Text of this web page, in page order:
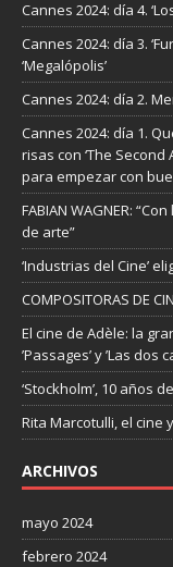
Cannes 2024: día 4.
Cannes 2024: día 3.
‘Megalópolis’
Cannes 2024: día 2.
Cannes 2024: día 1.
risas con ‘The
para empezar con
FABIAN WAGNER:
de arte”
‘Industrias del Cine’
COMPOSITORAS DE
El cine de Adèle: la
’Passages’ y ’Las dos
‘Stockholm’, 10 años
Rita Marcotulli, el cine
ARCHIVOS
mayo 2024
febrero 2024